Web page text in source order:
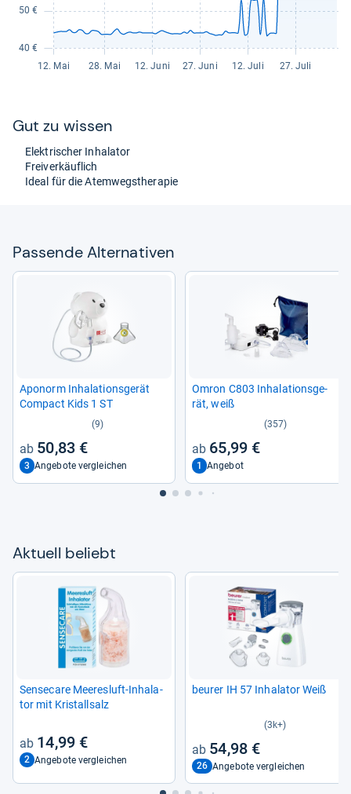
Gut zu wis­sen
Elek­tri­scher Inha­la­tor
Frei­ver­käuf­lich
Ideal für die Atem­wegs­the­ra­pie
Pas­sende Alter­na­ti­ven
Apo­norm Inha­la­ti­ons­ge­rät
Com­pact Kids 1 ST
(9)
50,83 €
3 Angebote vergleichen
Omron C803 Inha­la­ti­ons­ge­
rät, weiß
(357)
65,99 €
1 Angebot
Aktu­ell beliebt
Sen­se­care Mee­res­luft-​Inha­la­
tor mit Kris­tall­salz
14,99 €
2 Angebote vergleichen
beu­rer IH 57 Inha­la­tor Weiß
(3k+)
54,98 €
26 Angebote vergleichen